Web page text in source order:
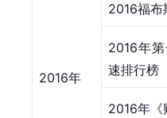
2016年
2016福布
2016年
速排行榜
2016年